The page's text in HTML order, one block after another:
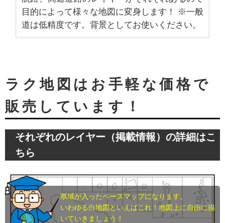
目的によって様々な地図に変身します！ ※一般
道は低精度です。背景としてお使いください。
ラク地図はお手軽な価格で
販売しています！
それぞれのレイヤー（掲載情報）の詳細はこ
ちら
県域が入ったベースマップになります。
いわゆる白地図といえばこれ！地図上に自由に描
いていきましょう！